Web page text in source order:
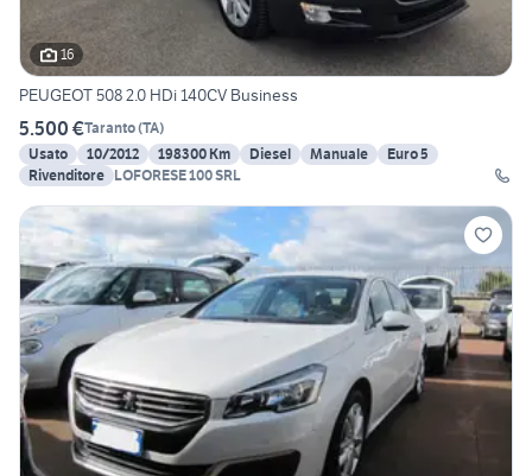
16
PEUGEOT 508 2.0 HDi 140CV Business
5.500 €Taranto(TA)
Usato
10/2012 198300 Km Diesel Manuale
Euro 5
Rivenditore LOFORESE 100 SRL